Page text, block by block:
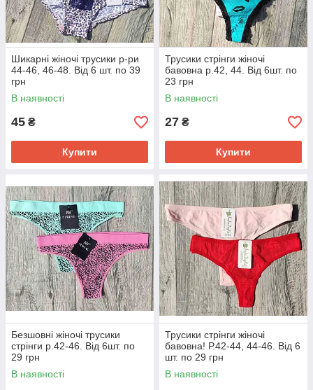
Шикарні жіночі трусики р-ри
44-46, 46-48. Від 6 шт. по 39
грн
В наявності
45 ₴
Купити
Трусики стрінги жіночі
бавовна р.42, 44. Від 6шт. по
23 грн
В наявності
27 ₴
Купити
Безшовні жіночі трусики
стрінги р.42-46. Від 6шт. по
29 грн
В наявності
Трусики стрінги жіночі
бавовна! Р.42-44, 44-46. Від 6
шт. по 29 грн
В наявності